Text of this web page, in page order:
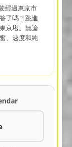
經過東京市
了嗎？跳進
京塔。無論
、速度和純